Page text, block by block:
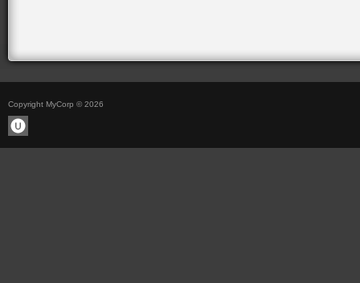
Copyright MyCorp © 2026